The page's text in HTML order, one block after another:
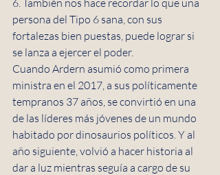
6. También nos hace recordar lo que una
persona del Tipo 6 sana, con sus
fortalezas bien puestas, puede lograr si
se lanza a ejercer el poder.
Cuando Ardern asumió como primera
ministra en el 2017, a sus políticamente
tempranos 37 años, se convirtió en una
de las líderes más jóvenes de un mundo
habitado por dinosaurios políticos. Y al
año siguiente, volvió a hacer historia al
dar a luz mientras seguía a cargo de su